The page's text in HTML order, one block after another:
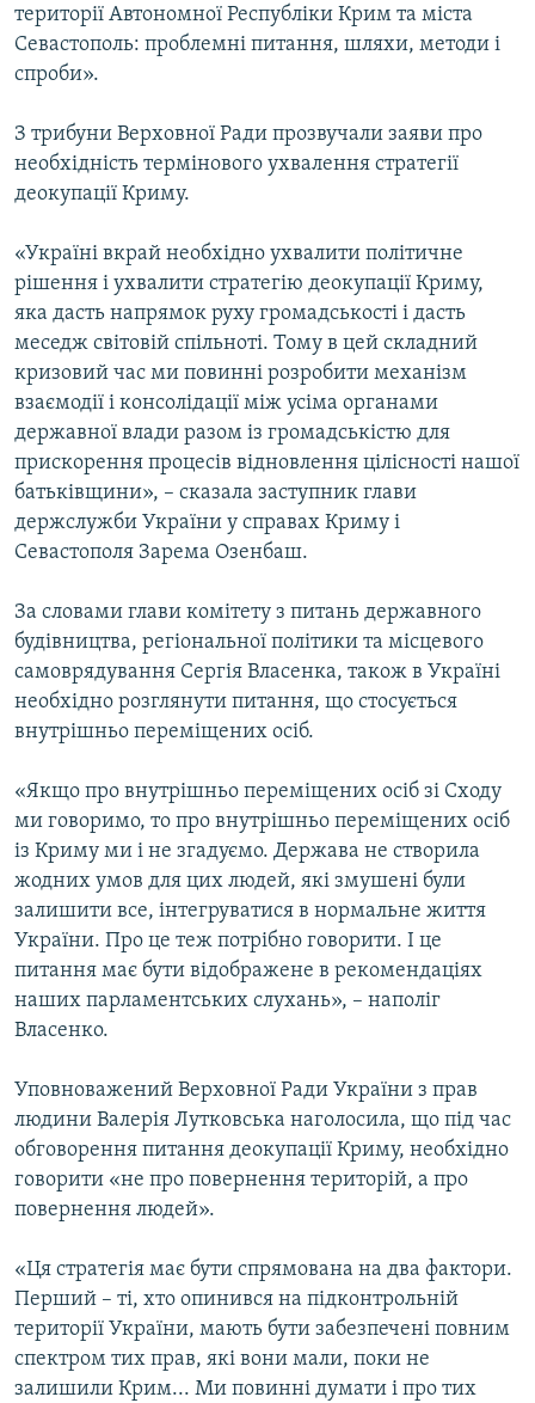
території Автономної Республіки Крим та міста
Севастополь: проблемні питання, шляхи, методи і
спроби».
З трибуни Верховної Ради прозвучали заяви про
необхідність термінового ухвалення стратегії
деокупації Криму.
«Україні вкрай необхідно ухвалити політичне
рішення і ухвалити стратегію деокупації Криму,
яка дасть напрямок руху громадськості і дасть
меседж світовій спільноті. Тому в цей складний
кризовий час ми повинні розробити механізм
взаємодії і консолідації між усіма органами
державної влади разом із громадськістю для
прискорення процесів відновлення цілісності нашої
батьківщини», – сказала заступник глави
держслужби України у справах Криму і
Севастополя Зарема Озенбаш.
За словами глави комітету з питань державного
будівництва, регіональної політики та місцевого
самоврядування Сергія Власенка, також в Україні
необхідно розглянути питання, що стосується
внутрішньо переміщених осіб.
«Якщо про внутрішньо переміщених осіб зі Сходу
ми говоримо, то про внутрішньо переміщених осіб
із Криму ми і не згадуємо. Держава не створила
жодних умов для цих людей, які змушені були
залишити все, інтегруватися в нормальне життя
України. Про це теж потрібно говорити. І це
питання має бути відображене в рекомендаціях
наших парламентських слухань», – наполіг
Власенко.
Уповноважений Верховної Ради України з прав
людини Валерія Лутковська наголосила, що під час
обговорення питання деокупації Криму, необхідно
говорити «не про повернення територій, а про
повернення людей».
«Ця стратегія має бути спрямована на два фактори.
Перший – ті, хто опинився на підконтрольній
території України, мають бути забезпечені повним
спектром тих прав, які вони мали, поки не
залишили Крим... Ми повинні думати і про тих